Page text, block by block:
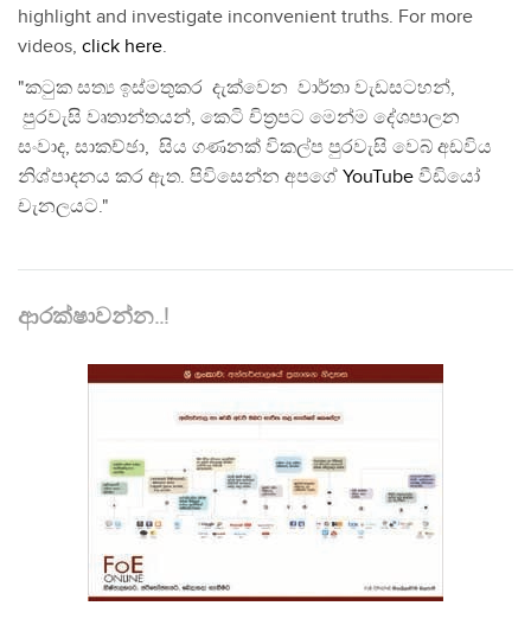
highlight and investigate inconvenient truths. For more
videos, click here.
"කටුක සත්‍ය ඉස්මතුකර දැක්වෙන වාර්තා වැඩසටහන්,
පුරවැසි වෘතාන්තයන්, කෙටි චිත්‍රපට මෙන්ම දේශපාලන
සංවාද, සාකච්ඡා, සිය ගණනක් විකල්ප පුරවැසි වෙබ් අඩවිය
නිශ්පාදනය කර ඇත. පිවිසෙන්න අපගේ YouTube වීඩියෝ
චැනලයට."
ආරක්ෂාවන්න..!